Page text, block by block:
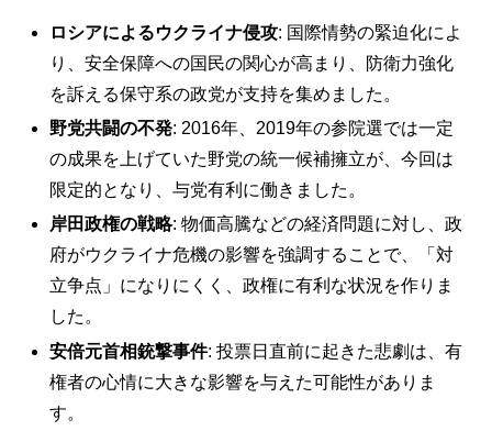
ロシアによるウクライナ侵攻: 国際情勢の緊迫化によ
り、安全保障への国民の関心が高まり、防衛力強化
を訴える保守系の政党が支持を集めました。
野党共闘の不発: 2016年、2019年の参院選では一定
の成果を上げていた野党の統一候補擁立が、今回は
限定的となり、与党有利に働きました。
岸田政権の戦略: 物価高騰などの経済問題に対し、政
府がウクライナ危機の影響を強調することで、「対
立争点」になりにくく、政権に有利な状況を作りま
した。
安倍元首相銃撃事件: 投票日直前に起きた悲劇は、有
権者の心情に大きな影響を与えた可能性がありま
す。